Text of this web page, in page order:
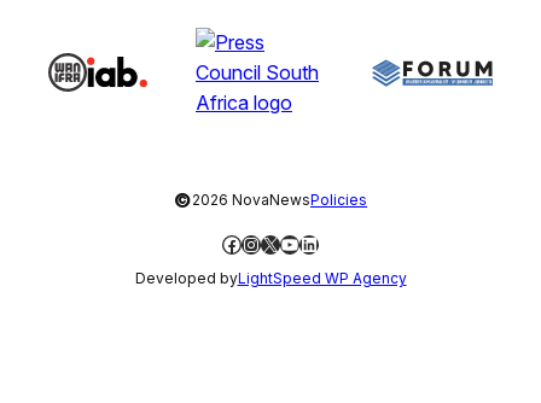
©2026 NovaNewsPolicies
Facebook
Instagram
X YouTube
LinkedIn
Developed byLightSpeed WP Agency